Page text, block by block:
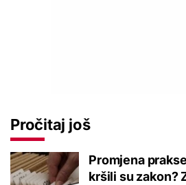
Pročitaj još
Promjena
kršili su zakon?